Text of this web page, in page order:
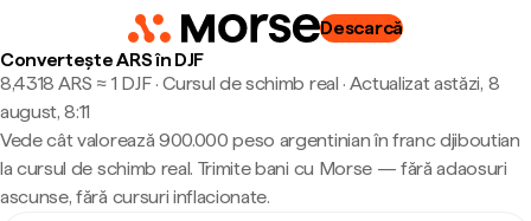
Descarcă
Convertește ARS în DJF
8,4318 ARS ≈ 1 DJF · Cursul de schimb real · Actualizat astăzi, 8
august, 8:11
Vede cât valorează 900.000 peso argentinian în franc djiboutian
la cursul de schimb real. Trimite bani cu Morse — fără adaosuri
ascunse, fără cursuri inflacionate.